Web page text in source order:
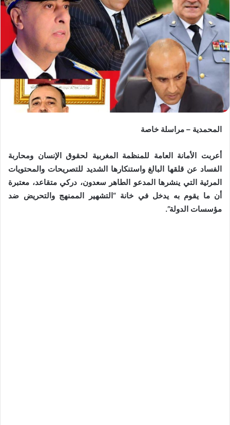
المحمدية – مراسلة خاصة
أعربت الأمانة العامة للمنظمة المغربية لحقوق الإنسان ومحاربة
الفساد عن قلقها البالغ واستنكارها الشديد للتصريحات والمحتويات
المرئية التي ينشرها المدعو الطاهر سعدون، دركي متقاعد، معتبرة
أن ما يقوم به يدخل في خانة “التشهير الممنهج والتحريض ضد
مؤسسات الدولة”.